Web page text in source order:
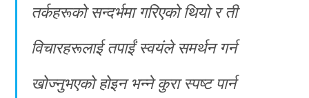
तर्कहरूको सन्दर्भमा गरिएको थियो र ती
विचारहरूलाई तपाईं स्वयंले समर्थन गर्न
खोज्नुभएको होइन भन्ने कुरा स्पष्ट पार्न